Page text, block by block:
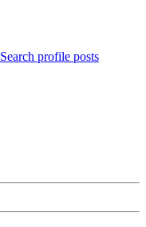
Search profile posts